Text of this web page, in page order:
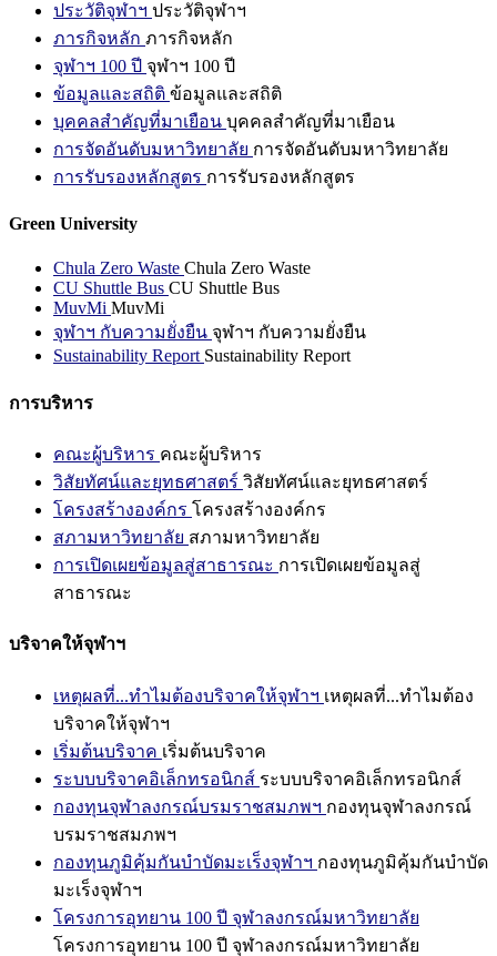
ประวัติจุฬาฯ ประวัติจุฬาฯ
ภารกิจหลัก ภารกิจหลัก
จุฬาฯ 100 ปี จุฬาฯ 100 ปี
ข้อมูลและสถิติ ข้อมูลและสถิติ
บุคคลสำคัญที่มาเยือน บุคคลสำคัญที่มาเยือน
การจัดอันดับมหาวิทยาลัย การจัดอันดับมหาวิทยาลัย
การรับรองหลักสูตร การรับรองหลักสูตร
Green University
Chula Zero Waste Chula Zero Waste
CU Shuttle Bus CU Shuttle Bus
MuvMi MuvMi
จุฬาฯ กับความยั่งยืน จุฬาฯ กับความยั่งยืน
Sustainability Report Sustainability Report
การบริหาร
คณะผู้บริหาร คณะผู้บริหาร
วิสัยทัศน์และยุทธศาสตร์ วิสัยทัศน์และยุทธศาสตร์
โครงสร้างองค์กร โครงสร้างองค์กร
สภามหาวิทยาลัย สภามหาวิทยาลัย
การเปิดเผยข้อมูลสู่สาธารณะ การเปิดเผยข้อมูลสู่
สาธารณะ
บริจาคให้จุฬาฯ
เหตุผลที่...ทำไมต้องบริจาคให้จุฬาฯ เหตุผลที่...ทำไมต้อง
บริจาคให้จุฬาฯ
เริ่มต้นบริจาค เริ่มต้นบริจาค
ระบบบริจาคอิเล็กทรอนิกส์ ระบบบริจาคอิเล็กทรอนิกส์
กองทุนจุฬาลงกรณ์บรมราชสมภพฯ กองทุนจุฬาลงกรณ์
บรมราชสมภพฯ
กองทุนภูมิคุ้มกันบำบัดมะเร็งจุฬาฯ กองทุนภูมิคุ้มกันบำบัด
มะเร็งจุฬาฯ
โครงการอุทยาน 100 ปี จุฬาลงกรณ์มหาวิทยาลัย
โครงการอุทยาน 100 ปี จุฬาลงกรณ์มหาวิทยาลัย